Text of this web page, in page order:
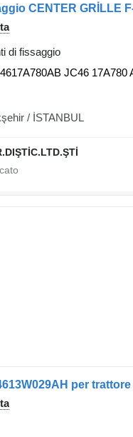
di fissaggio
JC46 17A780
/ İSTANBUL